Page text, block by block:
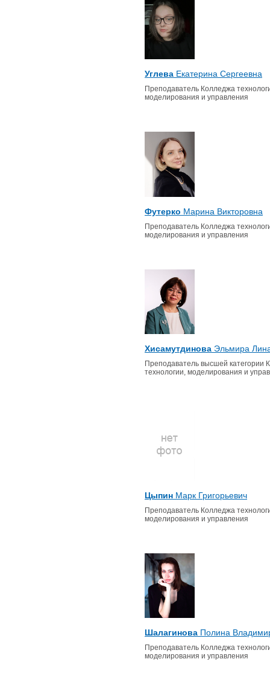
Углева Екатерина Сергеевна
Преподаватель Колледжа
моделирования и управления
Футерко Марина Викторовна
Преподаватель Колледжа
моделирования и управления
Хисамутдинова Эльмира
Преподаватель высшей категории
технологии, моделирования и
Цыпин Марк Григорьевич
Преподаватель Колледжа
моделирования и управления
Шалагинова Полина
Преподаватель Колледжа
моделирования и управления